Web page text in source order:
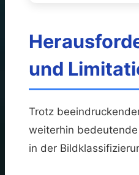
und
Trotz
weiterhin
in der